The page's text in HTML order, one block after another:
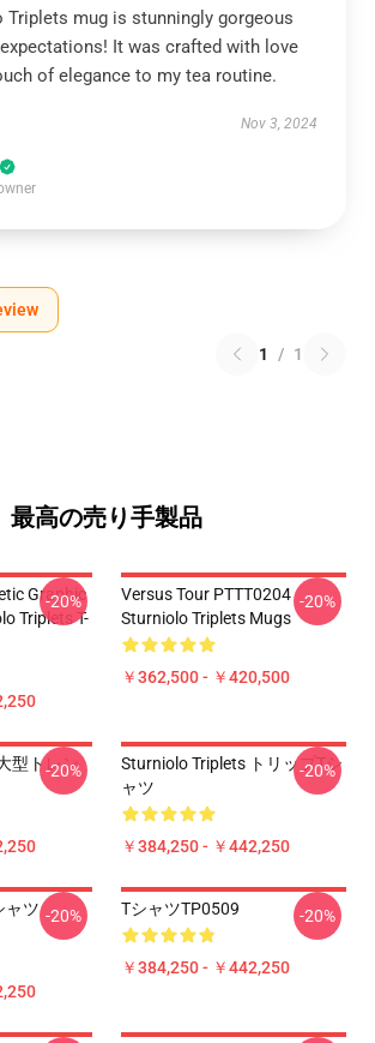
Triplets mug is stunningly gorgeous
It was crafted with love
of elegance to my tea routine.
Nov 3, 2024
1 / 1
最高の売り手製品
Graphic
Triplets T-
-20%
Versus Tour PTTT0204
Sturniolo Triplets Mugs
￥362,500 - ￥420,500
-20%
型トレン
-20%
Sturniolo Triplets トリップTシ
ャツ
￥384,250 - ￥442,250
-20%
ャツ -20% TシャツTP0509
￥384,250 - ￥442,250
-20%